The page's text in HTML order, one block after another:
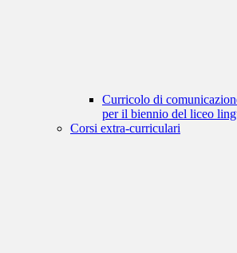
Curricolo di
per il biennio del liceo
Corsi extra-curriculari